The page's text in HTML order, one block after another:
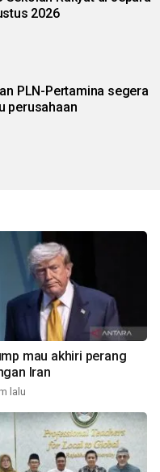
2026
PLN-Pertamina segera
perusahaan
mau akhiri perang
Iran
lalu